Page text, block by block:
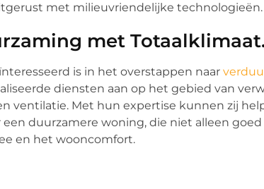
met milieuvriendelijke technologieën.
met
is in het overstappen naar
diensten aan op het gebied van
ventilatie. Met hun expertise kunnen zij
een duurzamere woning, die niet alleen
en het wooncomfort.